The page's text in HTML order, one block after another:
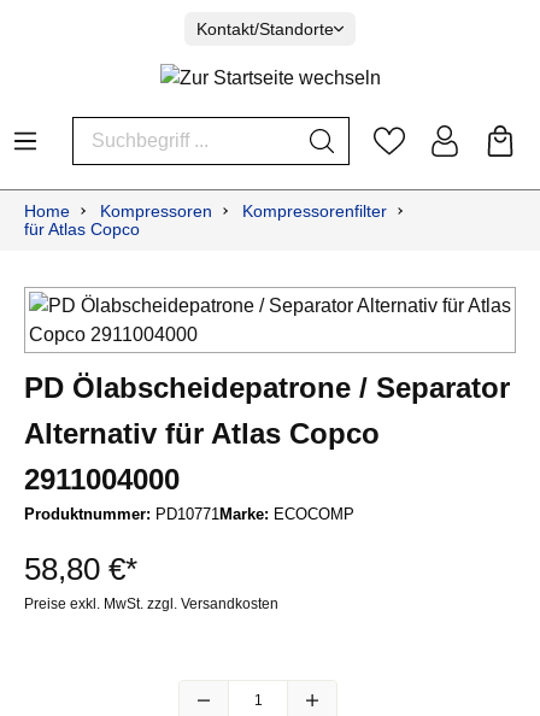
Kontakt/Standorte
Home Kompressoren
Kompressorenfilter
für Atlas Copco
PD Ölabscheidepatrone / Separator
Alternativ für Atlas Copco
2911004000
Produktnummer: PD10771 Marke: ECOCOMP
58,80 €*
Preise exkl. MwSt. zzgl. Versandkosten